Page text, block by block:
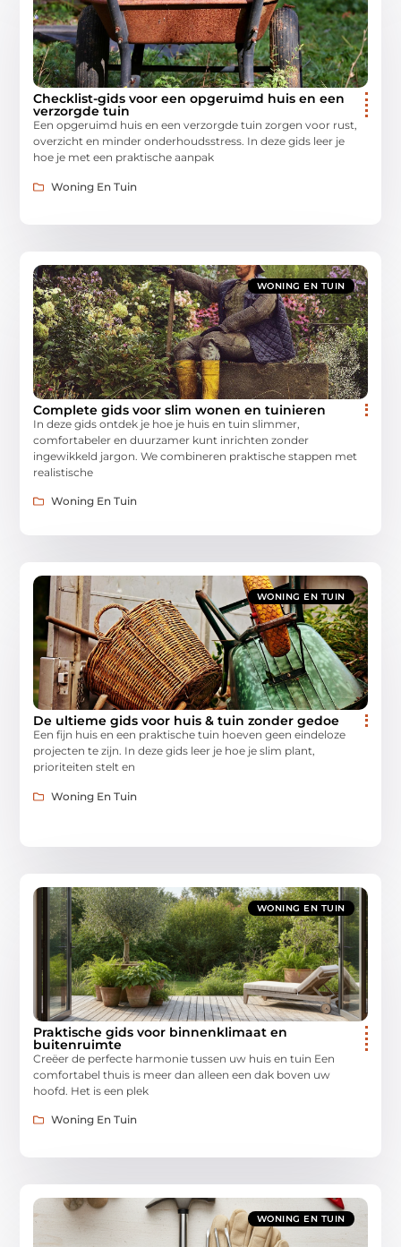
Checklist-gids voor een opgeruimd huis en een
verzorgde tuin
Een opgeruimd huis en een verzorgde tuin zorgen voor rust,
overzicht en minder onderhoudsstress. In deze gids leer je
hoe je met een praktische aanpak
Woning En Tuin
WONING EN TUIN
Complete gids voor slim wonen en tuinieren
In deze gids ontdek je hoe je huis en tuin slimmer,
comfortabeler en duurzamer kunt inrichten zonder
ingewikkeld jargon. We combineren praktische stappen met
realistische
Woning En Tuin
WONING EN TUIN
De ultieme gids voor huis & tuin zonder gedoe
Een fijn huis en een praktische tuin hoeven geen eindeloze
projecten te zijn. In deze gids leer je hoe je slim plant,
prioriteiten stelt en
Woning En Tuin
WONING EN TUIN
Praktische gids voor binnenklimaat en
buitenruimte
Creëer de perfecte harmonie tussen uw huis en tuin Een
comfortabel thuis is meer dan alleen een dak boven uw
hoofd. Het is een plek
Woning En Tuin
WONING EN TUIN